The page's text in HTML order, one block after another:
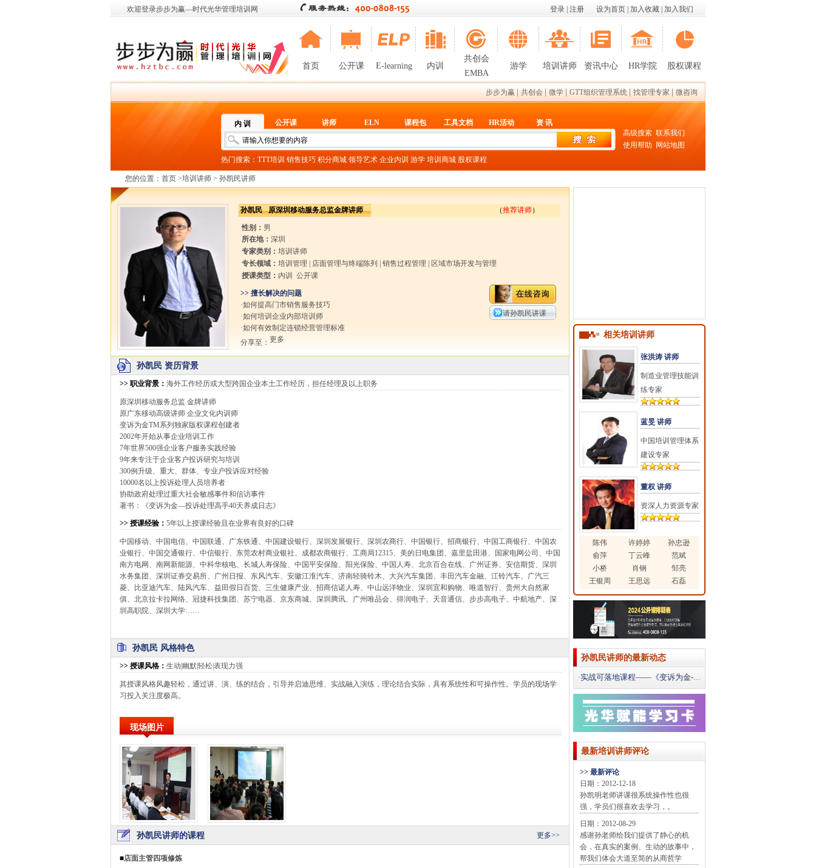
欢迎登录步步为赢—时代光华管理培训网 设为首页 加入收藏 加入我们
登录 注册
首页 公开课 E-learning 内训
共创会
EMBA
游学 培训讲师 资讯中心 HR学院 股权课程
步步为赢 共创会 微学 GTT组织管理系统 找管理专家 微咨询
内 训 公开课 讲师 ELN 课程包 工具文档 HR活动 资 讯
热门搜索： TTT培训 销售技巧 积分商城 领导艺术 企业内训 游学 培训商城 股权课程
高级搜索 联系我们
使用帮助
网站地图
您的位置： 首页 >培训讲师 > 孙凯民讲师
孙凯民 原深圳移动服务总监金牌讲师 （推荐讲师）
性别： 男
所在地： 深圳
专家类别： 培训讲师
专长领域： 培训管理 店面管理与终端陈列 销售过程管理
区域市场开发与管理
授课类型： 内训 公开课
>> 擅长解决的问题
·如何提高门市销售服务技巧
·如何培训企业内部培训师
·如何有效制定连锁经营管理标准
分享至： 更多
请孙凯民讲课
孙凯民 资历背景
>> 职业背景 ： 海外工作经历或大型跨国企业本土工作经历，担任经理及以上职务
原深圳移动服务总监 金牌讲师
原广东移动高级讲师 企业文化内训师
变诉为金TM系列独家版权课程创建者
2002年开始从事企业培训工作
7年世界500强企业客户服务实践经验
9年来专注于企业客户投诉研究与培训
300例升级、重大、群体、专业户投诉应对经验
10000名以上投诉处理人员培养者
协助政府处理过重大社会敏感事件和信访事件
著书：《变诉为金—投诉处理高手40天养成日志》
>> 授课经验： 5年以上授课经验且在业界有良好的口碑
中国移动、中国电信、中国联通、广东铁通、中国建设银行、深圳发展银行、深圳农商行、中国银行、招商银行、中国工商银行、中国农
业银行、中国交通银行、中信银行、东莞农村商业银社、成都农商银行、工商局12315、美的日电集团、嘉里盐田港、国家电网公司、中国
南方电网、南网新能源、中科华核电、长城人寿保险、中国平安保险、阳光保险、中国人寿、北京百合在线、广州证券、安信期货、深圳
水务集团、深圳证券交易所、广州日报、东风汽车、安徽江淮汽车、济南轻骑铃木、大兴汽车集团、丰田汽车金融、江铃汽车、广汽三
菱、比亚迪汽车、陆风汽车、益田假日百货、三生健康产业、招商信诺人寿、中山远洋物业、深圳宜和购物、唯道智行、贵州大自然家
俱、北京拉卡拉网络、冠捷科技集团、苏宁电器、京东商城、深圳腾讯、广州唯品会、得润电子、天音通信、步步高电子、中航地产、深
圳高职院、深圳大学……
孙凯民 风格特色
>> 授课风格 ： 生动|幽默|轻松|表现力强
其授课风格风趣轻松，通过讲、演、练的结合，引导并启迪思维、实战融入演练，理论结合实际，具有系统性和可操作性。学员的现场学
习投入关注度极高。
现场图片
孙凯民讲师的课程 更多>>
■店面主管四项修炼
相关培训讲师
张洪涛 讲师
制造业管理技能训
练专家
蓝旻 讲师
中国培训管理体系
建设专家
董权 讲师
资深人力资源专家
陈伟 许婷婷
孙忠逊
俞萍
丁云峰
范斌
小桥
肖钢
邹亮
王银周
王思远 石磊
孙凯民讲师的最新动态
·实战可落地课程——《变诉为金-客户投诉处理技巧》
最新培训讲师评论
>> 最新评论
日期：2012-12-18
孙凯明老师讲课很系统操作性也很
强，学员们很喜欢去学习，。
日期：2012-08-29
感谢孙老师给我们提供了静心的机
会，在真实的案例、生动的故事中，
帮我们体会大道至简的从商哲学